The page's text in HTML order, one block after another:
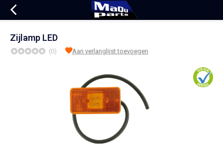
Zijlamp LED
(0) Aan verlanglijst toevoegen